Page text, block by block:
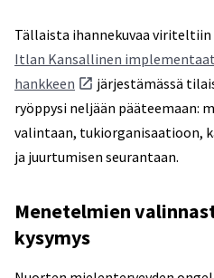
Tällaista ihannekuvaa
Itlan Kansallinen
hankkeen
järjestämässä
ryöppysi neljään pääteemaan:
valintaan, tukiorganisaatioon,
ja juurtumisen seurantaan.
Menetelmien
kysymys